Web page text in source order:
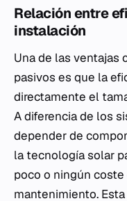
Relación entre
instalación
Una de las ventajas
pasivos es que la
directamente el
A diferencia de los
depender de
la tecnología solar
poco o ningún
mantenimiento.